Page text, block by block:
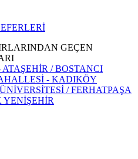
GEÇEN
/ BOSTANCI
- KADIKÖY
/ FERHATPAŞA
YENİŞEHİR